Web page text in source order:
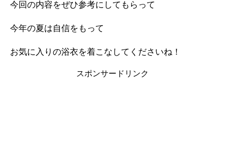
今回の内容をぜひ参考にしてもらって
今年の夏は自信をもって
お気に入りの浴衣を着こなしてくださいね！
スポンサードリンク